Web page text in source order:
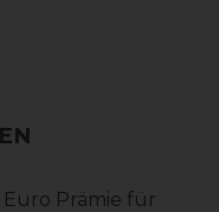
Prämie für